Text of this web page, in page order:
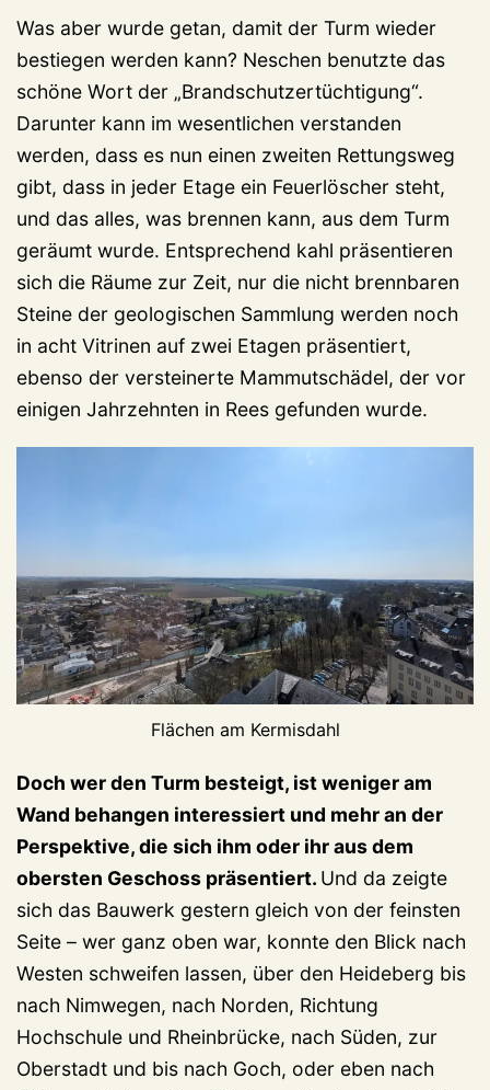
Was aber wurde getan, damit der Turm wieder
bestiegen werden kann? Neschen benutzte das
schöne Wort der „Brandschutzertüchtigung“.
Darunter kann im wesentlichen verstanden
werden, dass es nun einen zweiten Rettungsweg
gibt, dass in jeder Etage ein Feuerlöscher steht,
und das alles, was brennen kann, aus dem Turm
geräumt wurde. Entsprechend kahl präsentieren
sich die Räume zur Zeit, nur die nicht brennbaren
Steine der geologischen Sammlung werden noch
in acht Vitrinen auf zwei Etagen präsentiert,
ebenso der versteinerte Mammutschädel, der vor
einigen Jahrzehnten in Rees gefunden wurde.
Flächen am Kermisdahl
Doch wer den Turm besteigt, ist weniger am
Wand behangen interessiert und mehr an der
Perspektive, die sich ihm oder ihr aus dem
obersten Geschoss präsentiert. Und da zeigte
sich das Bauwerk gestern gleich von der feinsten
Seite – wer ganz oben war, konnte den Blick nach
Westen schweifen lassen, über den Heideberg bis
nach Nimwegen, nach Norden, Richtung
Hochschule und Rheinbrücke, nach Süden, zur
Oberstadt und bis nach Goch, oder eben nach